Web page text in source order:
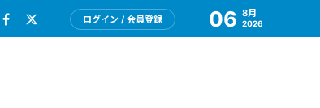
ログイン / 会員登録 06 8月
2026